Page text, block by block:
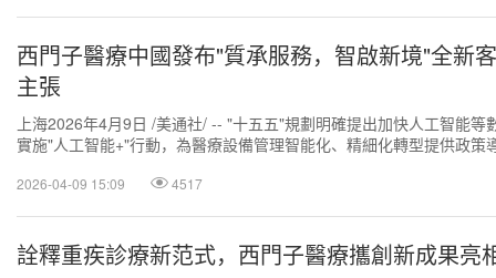
西門子醫療中國發布"質承服務，智啟新境"全新
主張
上海2026年4月9日 /美通社/ -- "十五五"規劃明確提出加快人工智能等
實施"人工智能+"行動，為醫療設備管理智能化、精細化轉型提供政策
2026-04-09 15:09 4517
詮釋重疾診療新范式，西門子醫療攜創新成果亮